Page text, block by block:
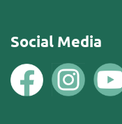
Social Media